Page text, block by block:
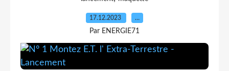
17.12.2023 …
Par ENERGIE71